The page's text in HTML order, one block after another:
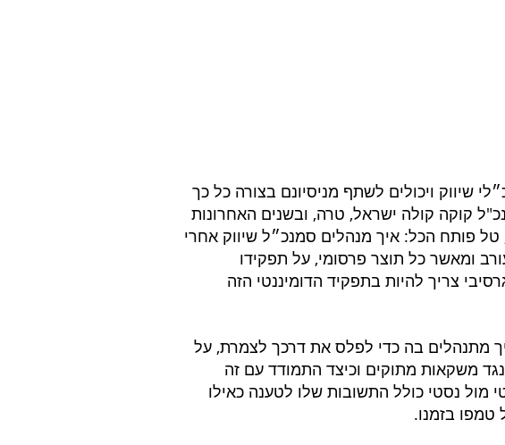
שיווק ויכולים לשתף מניסיונם בצורה כל כך
קוקה קולה ישראל, טרה, ובשנים האחרונות
פותח הכל: איך מנהלים סמנכ״ל שיווק אחרי
ומאשר כל תוצר פרסומי, על תפקידו
צריך להיות בתפקיד הדומיננטי הזה
מתנהלים בה כדי לפלס את דרכך לצמרת, על
משקאות מתוקים וכיצד התמודד עם זה
מול נסטי כולל התשובות שלו לטענה כאילו
בזמנו.